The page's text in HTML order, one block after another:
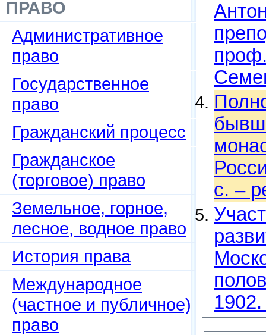
ПРАВО
Административное
право
Государственное
право
Гражданский процесс
Гражданское
(торговое) право
Земельное, горное,
лесное, водное право
История права
Международное
(частное и публичное)
право
c. –